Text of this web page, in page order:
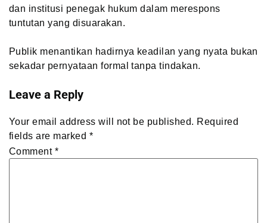
dan institusi penegak hukum dalam merespons
tuntutan yang disuarakan.
Publik menantikan hadirnya keadilan yang nyata bukan
sekadar pernyataan formal tanpa tindakan.
Leave a Reply
Your email address will not be published. Required
fields are marked *
Comment *